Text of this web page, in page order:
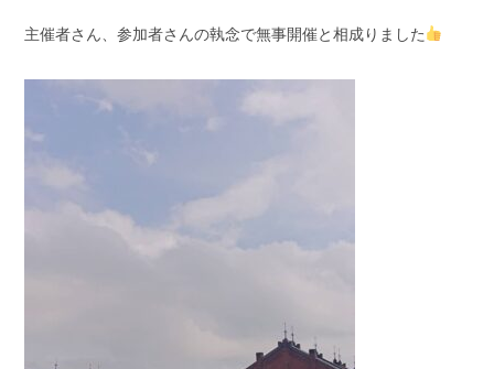
主催者さん、参加者さんの執念で無事開催と相成りました